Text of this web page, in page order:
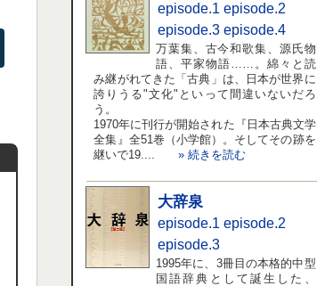
episode.1 episode.2
episode.3 episode.4
万葉集、古今和歌集、源氏物
語、平家物語……。綿々と読
み継がれてきた「古典」は、日本が世界に
誇りうる"文化"といって間違いないだろ
う。
1970年に刊行が開始された『日本古典文学
全集』全51巻（小学館）。そしてその跡を
継いで19....» 続きを読む
大辞泉
episode.1 episode.2
episode.3
1995年に、3冊目の本格的中型
国語辞典として誕生した、